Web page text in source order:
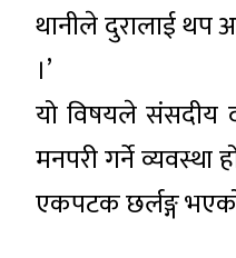
थानीले दुरालाई थप
।’
यो विषयले संसदीय
मनपरी गर्ने व्यवस्था
एकपटक छर्लङ्ग